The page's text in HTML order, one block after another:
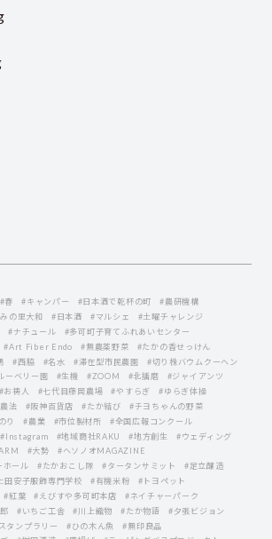
#春 #キャンパー #日本酒で乾杯の町
#農研機構
の里大和 #日本酒 #マルシェ
#土曜チャレンジ
#ナチュール
#多可町子育てふれあいセンター
#Art Fiber Endo #無農薬野菜
#たかの香せっけん
#西脇 #名水 #滞在型市民農園
#切り株バウムクーヘン
ーベリー園 #生機 #ZOOM #北播磨
#ジャイアンツ
#お祷人 #七代目藤岡農場 #やすらぎ
#ゆらぎ体操
法 #阪神百貨店 #たか結び
#チヨちゃんの野菜
り #農業 #市位製材所
#全国広報コンクール
#Instagram #地域商社RAKU #地方創生
#ウェディング
#大勢
#ヘソノオMAGAZINE
ホール
#たかおこし隊 #タータンサミット
#足立醸造
田安子服飾専門学校 #有機米粉
#トヨペット
#紅葉 #えびすや多可町本店
#ネイチャーパーク
#いちご工舎 #川上織物 #たか物語
#夕張ビジョン
タンプラリー #ひの木ん魚
#無印良品